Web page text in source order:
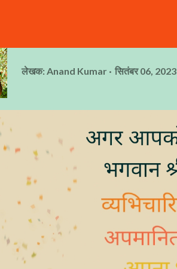
लेखक: Anand Kumar सितंबर 06, 2023